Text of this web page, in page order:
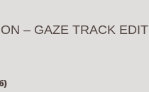
– GAZE TRACK EDIT